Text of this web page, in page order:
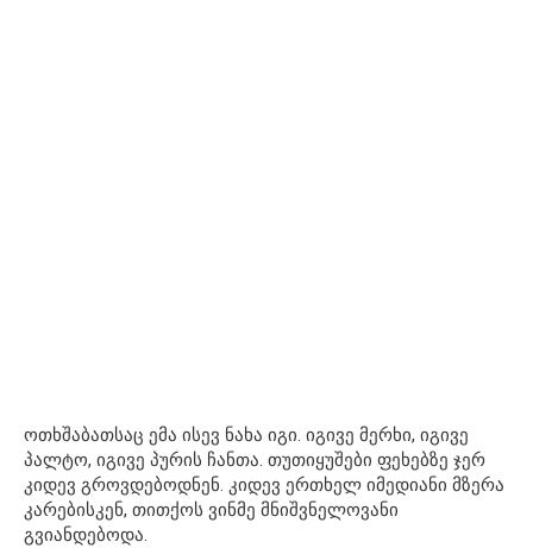
ოთხშაბათსაც ემა ისევ ნახა იგი. იგივე მერხი, იგივე
პალტო, იგივე პურის ჩანთა. თუთიყუშები ფეხებზე ჯერ
კიდევ გროვდებოდნენ. კიდევ ერთხელ იმედიანი მზერა
კარებისკენ, თითქოს ვინმე მნიშვნელოვანი
გვიანდებოდა.